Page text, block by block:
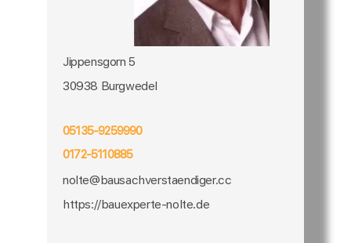
Jippensgorn 5
30938 Burgwedel
05135-9259990
0172-5110885
nolte@bausachverstaendiger.cc
https://bauexperte-nolte.de